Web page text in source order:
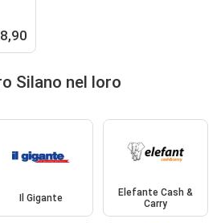
Silano nel loro
Il Gigante
Elefante Cash &
Carry